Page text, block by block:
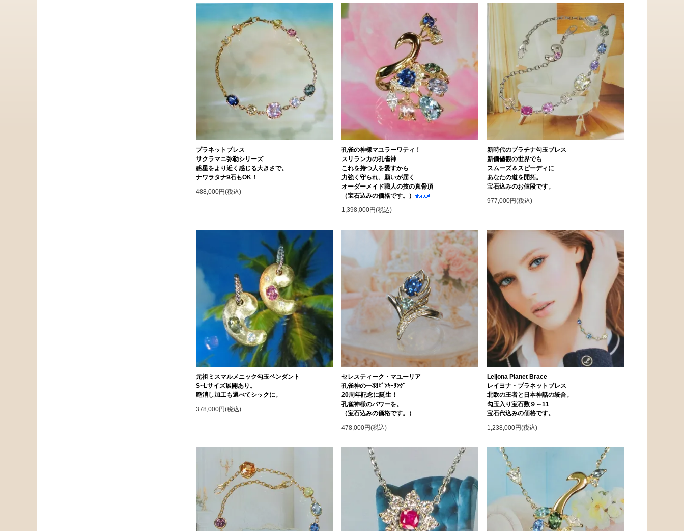
プラネットブレス
サクラマニ弥勒シリーズ
惑星をより近く感じる大きさで。
ナワラタナ9石もOK！
488,000円(税込)
孔雀の神様マユラーワティ！
スリランカの孔雀神
これを持つ人を愛すから
力強く守られ、願いが届く
オーダーメイド職人の技の真骨頂
（宝石込みの価格です。）
1,398,000円(税込)
新時代のプラチナ勾玉ブレス
新価値観の世界でも
スムーズ＆スピーディに
あなたの道を開拓。
宝石込みのお値段です。
977,000円(税込)
元祖ミスマルメニック勾玉ペンダント
S~Lサイズ展開あり。
艶消し加工も選べてシックに。
378,000円(税込)
セレスティーク・マユーリア
孔雀神の一羽ﾋﾟﾝｷｰﾘﾝｸﾞ
20周年記念に誕生！
孔雀神様のパワーを。
（宝石込みの価格です。）
478,000円(税込)
Leijona Planet Brace
レイヨナ・プラネットブレス
北欧の王者と日本神話の統合。
勾玉入り宝石数９～11
宝石代込みの価格です。
1,238,000円(税込)